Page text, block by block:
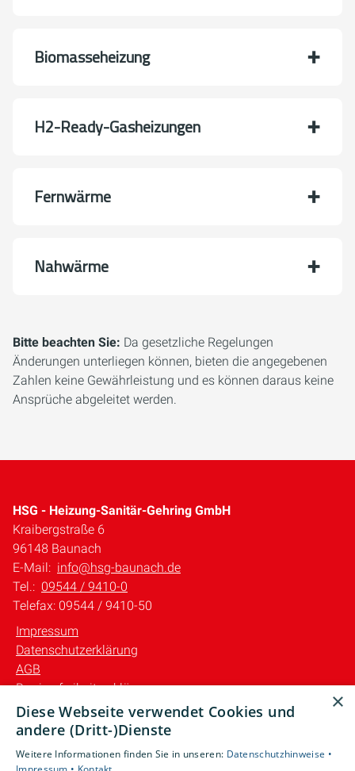
Biomasseheizung
H2-Ready-Gasheizungen
Fernwärme
Nahwärme
Bitte beachten Sie: Da gesetzliche Regelungen
Änderungen unterliegen können, bieten die angegebenen
Zahlen keine Gewährleistung und es können daraus keine
Ansprüche abgeleitet werden.
HSG - Heizung-Sanitär-Gehring GmbH
Kraibergstraße 6
96148 Baunach
E-Mail: info@hsg-baunach.de
Tel.: 09544 / 9410-0
Telefax: 09544 / 9410-50
Impressum
Datenschutzerklärung
AGB
Barrierefreiheitserklärung
Unsere Bereiche
Gewerbekunden
×
Diese Webseite verwendet Cookies und
andere (Dritt-)Dienste
Weitere Informationen finden Sie in unseren: Datenschutzhinweise •